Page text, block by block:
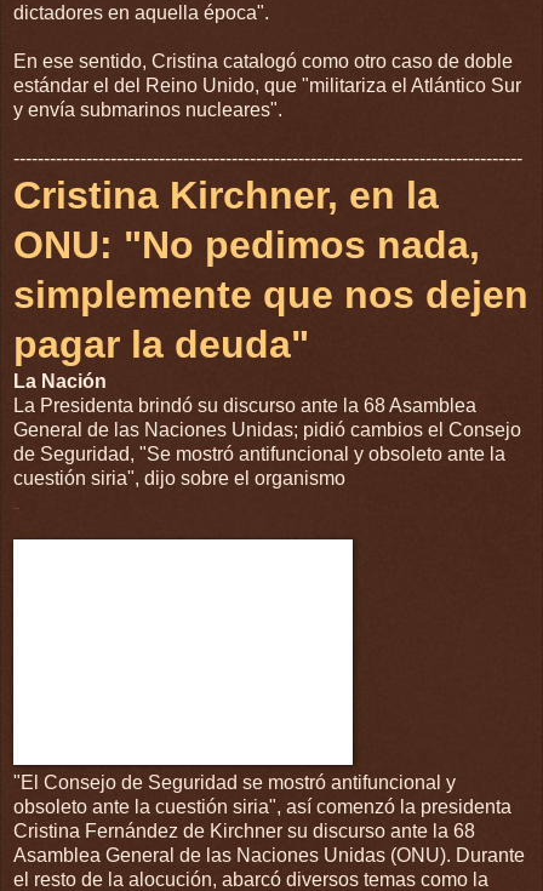
dictadores en aquella época".
En ese sentido, Cristina catalogó como otro caso de doble
estándar el del Reino Unido, que "militariza el Atlántico Sur
y envía submarinos nucleares".
------------------------------------------------------------------------------------
Cristina Kirchner, en la
ONU: "No pedimos nada,
simplemente que nos dejen
pagar la deuda"
La Nación
La Presidenta brindó su discurso ante la 68 Asamblea
General de las Naciones Unidas; pidió cambios el Consejo
de Seguridad, "Se mostró antifuncional y obsoleto ante la
cuestión siria", dijo sobre el organismo
"El Consejo de Seguridad se mostró antifuncional y
obsoleto ante la cuestión siria", así comenzó la presidenta
Cristina Fernández de Kirchner su discurso ante la 68
Asamblea General de las Naciones Unidas (ONU). Durante
el resto de la alocución, abarcó diversos temas como la